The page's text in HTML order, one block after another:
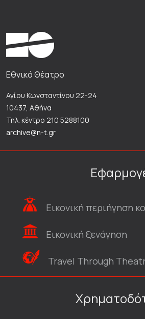
Εθνικό Θέατρο
Αγίου Κωνσταντίνου 22-24
10437, Αθήνα
Τηλ. κέντρο 210 5288100
archive@n-t.gr
Εικονική περιήγηση
Εικονική ξενάγηση
Travel Through